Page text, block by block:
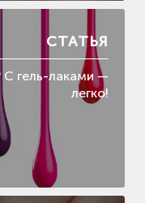
СТАТЬЯ
С гель-лаками —
легко!